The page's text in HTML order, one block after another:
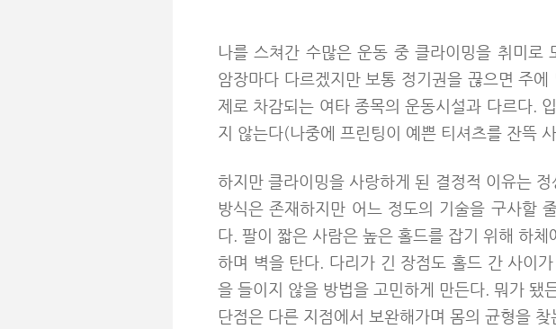
나를 스쳐간 수많은 운동 중 클라이밍을 취미로
암장마다 다르겠지만 보통 정기권을 끊으면 주
제로 차감되는 여타 종목의 운동시설과 다르다.
지 않는다(나중에 프린팅이 예쁜 티셔츠를 잔뜩
하지만 클라이밍을 사랑하게 된 결정적 이유는
방식은 존재하지만 어느 정도의 기술을 구사할
다. 팔이 짧은 사람은 높은 홀드를 잡기 위해 하
하며 벽을 탄다. 다리가 긴 장점도 홀드 간 사이
을 들이지 않을 방법을 고민하게 만든다. 뭐가 됐
단점은 다른 지점에서 보완해가며 몸의 균형을